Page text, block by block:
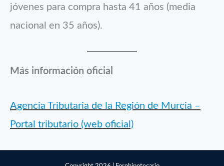
jóvenes para compra hasta 41 años (media
nacional en 35 años).
Más información oficial
Agencia Tributaria de la Región de Murcia –
Portal tributario (web oficial)